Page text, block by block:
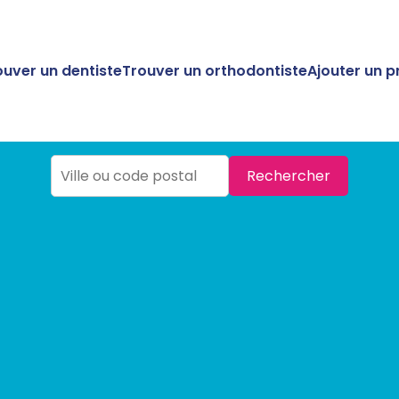
un dentisteTrouver un orthodontisteAjouter un
Rechercher